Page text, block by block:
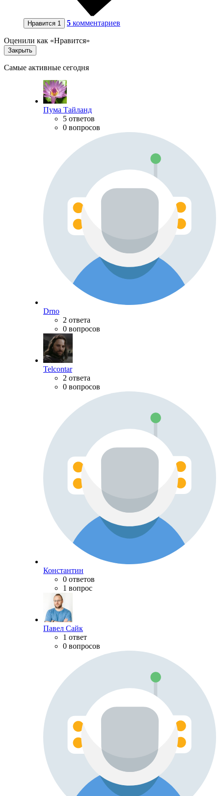
Нравится 1 5 комментариев
Оценили как «Нравится»
Закрыть
Самые активные сегодня
Пума Тайланд
5 ответов
0 вопросов
Drno
2 ответа
0 вопросов
Telcontar
2 ответа
0 вопросов
Константин
0 ответов
1 вопрос
Павел Сайк
1 ответ
0 вопросов